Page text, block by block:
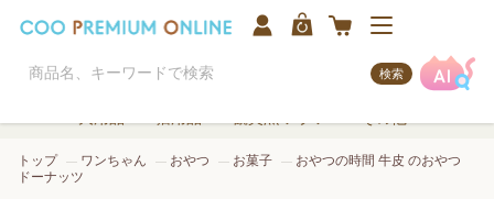
検索
トップ ワンちゃん おやつ お菓子
おやつの時間 牛皮 のおやつ
ドーナッツ